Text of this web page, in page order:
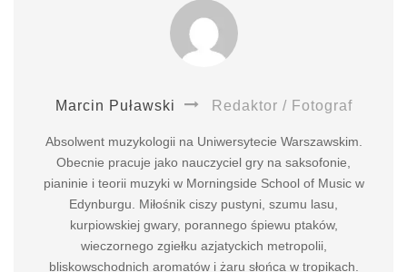
Marcin Puławski Redaktor / Fotograf
Absolwent muzykologii na Uniwersytecie Warszawskim.
Obecnie pracuje jako nauczyciel gry na saksofonie,
pianinie i teorii muzyki w Morningside School of Music w
Edynburgu. Miłośnik ciszy pustyni, szumu lasu,
kurpiowskiej gwary, porannego śpiewu ptaków,
wieczornego zgiełku azjatyckich metropolii,
bliskowschodnich aromatów i żaru słońca w tropikach.